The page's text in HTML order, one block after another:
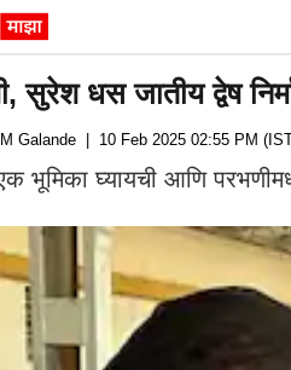
सुरेश धस जातीय द्वेष
Galande | 10 Feb 2025 02:55 PM
भूमिका घ्यायची आणि